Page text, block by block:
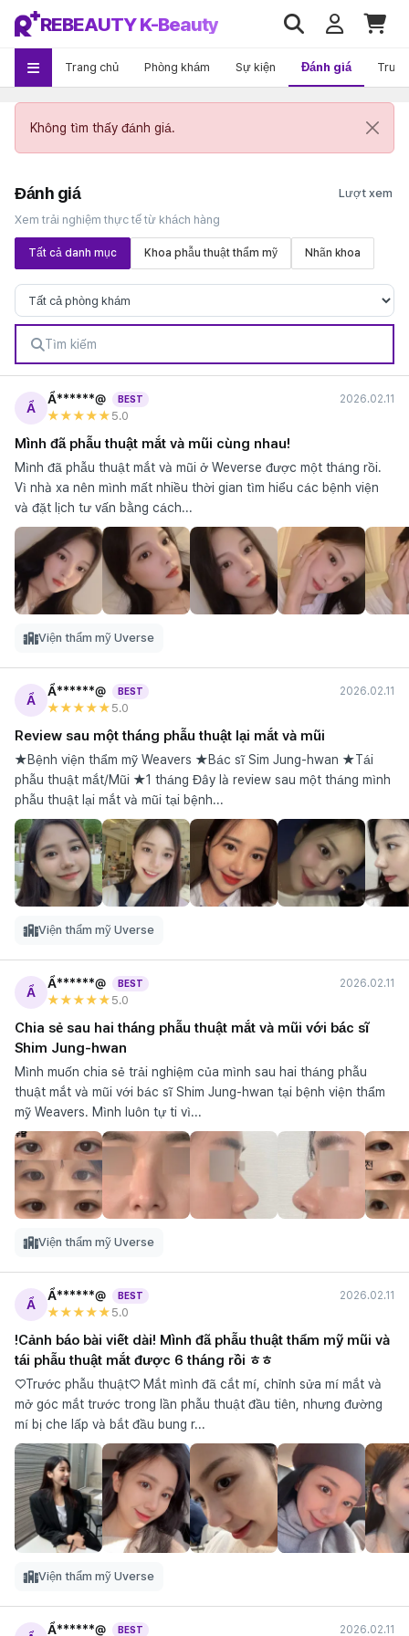
REBEAUTY K-Beauty
Trang chủ Phòng khám Sự kiện Đánh giá
Không tìm thấy đánh giá.
Đánh giá
Xem trải nghiệm thực tế từ khách hàng
Tất cả danh mục Khoa phẫu thuật thẩm mỹ Nhãn khoa
Ẩ
Ẩ******@ BEST
★★★★★ 5.0
2026.02.11
Mình đã phẫu thuật mắt và mũi cùng nhau!
Mình đã phẫu thuật mắt và mũi ở Weverse được một tháng rồi.
Vì nhà xa nên mình mất nhiều thời gian tìm hiểu các bệnh viện
và đặt lịch tư vấn bằng cách...
Viện thẩm mỹ Uverse
Ẩ
Ẩ******@ BEST
★★★★★ 5.0
2026.02.11
Review sau một tháng phẫu thuật lại mắt và mũi
★Bệnh viện thẩm mỹ Weavers ★Bác sĩ Sim Jung-hwan ★Tái
phẫu thuật mắt/Mũi ★1 tháng Đây là review sau một tháng mình
phẫu thuật lại mắt và mũi tại bệnh...
Viện thẩm mỹ Uverse
Ẩ
Ẩ******@ BEST
★★★★★ 5.0
2026.02.11
Chia sẻ sau hai tháng phẫu thuật mắt và mũi với bác sĩ
Shim Jung-hwan
Mình muốn chia sẻ trải nghiệm của mình sau hai tháng phẫu
thuật mắt và mũi với bác sĩ Shim Jung-hwan tại bệnh viện thẩm
mỹ Weavers. Mình luôn tự ti vì...
Viện thẩm mỹ Uverse
Ẩ
Ẩ******@ BEST
★★★★★ 5.0
2026.02.11
!Cảnh báo bài viết dài! Mình đã phẫu thuật thẩm mỹ mũi và
tái phẫu thuật mắt được 6 tháng rồi ㅎㅎ
♡Trước phẫu thuật♡ Mắt mình đã cắt mí, chỉnh sửa mí mắt và
mở góc mắt trước trong lần phẫu thuật đầu tiên, nhưng đường
mí bị che lấp và bắt đầu bung r...
Viện thẩm mỹ Uverse
Ẩ******@ BEST 2026.02.11